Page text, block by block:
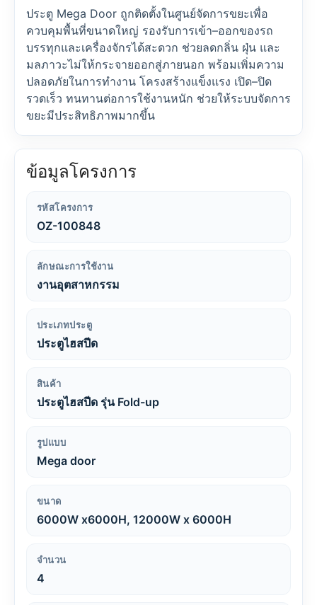
ประตู Mega Door ถูกติดตั้งในศูนย์จัดการขยะเพื่อ
ควบคุมพื้นที่ขนาดใหญ่ รองรับการเข้า–ออกของรถ
บรรทุกและเครื่องจักรได้สะดวก ช่วยลดกลิ่น ฝุ่น และ
มลภาวะไม่ให้กระจายออกสู่ภายนอก พร้อมเพิ่มความ
ปลอดภัยในการทำงาน โครงสร้างแข็งแรง เปิด–ปิด
รวดเร็ว ทนทานต่อการใช้งานหนัก ช่วยให้ระบบจัดการ
ขยะมีประสิทธิภาพมากขึ้น
ข้อมูลโครงการ
รหัสโครงการ
OZ-100848
ลักษณะการใช้งาน
งานอุตสาหกรรม
ประเภทประตู
ประตูไฮสปีด
สินค้า
ประตูไฮสปีด รุ่น Fold-up
รูปแบบ
Mega door
ขนาด
6000W x6000H, 12000W x 6000H
จำนวน
4